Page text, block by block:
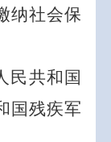
纳社会保
民共和国
国残疾军